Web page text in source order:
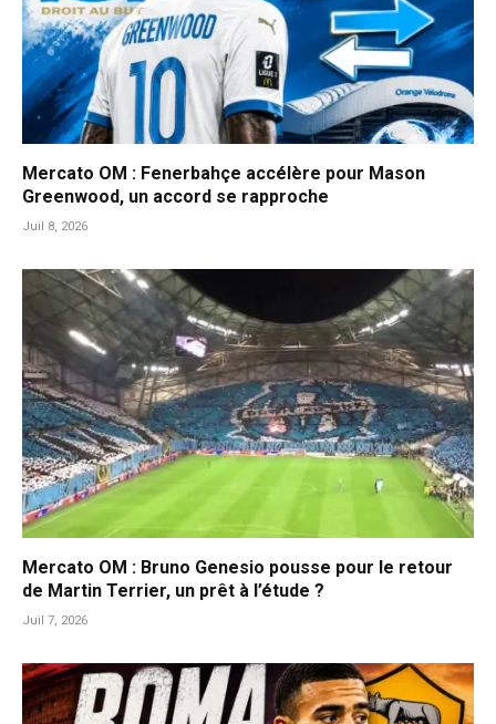
Mercato OM : Fenerbahçe accélère pour Mason
Greenwood, un accord se rapproche
Juil 8, 2026
Mercato OM : Bruno Genesio pousse pour le retour
de Martin Terrier, un prêt à l’étude ?
Juil 7, 2026